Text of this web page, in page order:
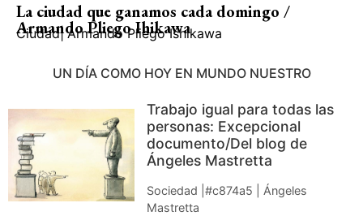
La ciudad que ganamos cada domingo /
Armando Pliego Ihikawa
Ciudad| Armando Pliego Ishikawa
UN DÍA COMO HOY EN MUNDO NUESTRO
Trabajo igual para todas las
personas: Excepcional
documento/Del blog de
Ángeles Mastretta
Sociedad |#c874a5 | Ángeles
Mastretta